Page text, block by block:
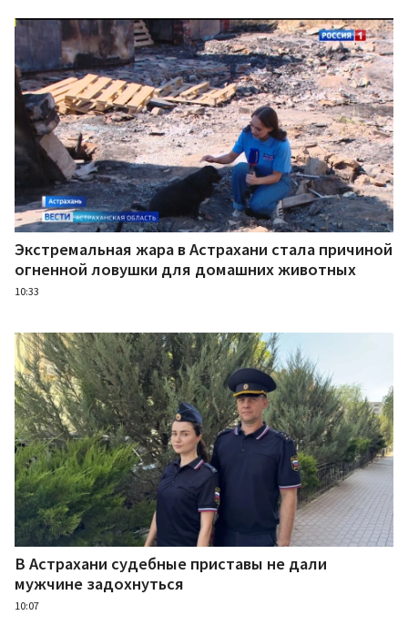
Экстремальная жара в Астрахани стала причиной
огненной ловушки для домашних животных
10:33
В Астрахани судебные приставы не дали
мужчине задохнуться
10:07